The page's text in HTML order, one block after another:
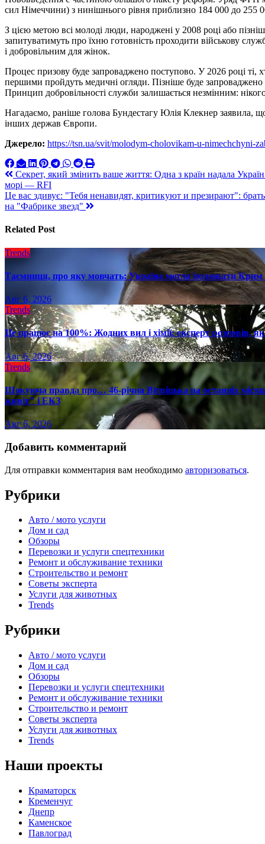
сил Німеччини) з нинішнього рівня приблизно 184 000 до 255
З цією метою всі молоді люди, народжені у 2008 році або
запитуватимуть про їхню готовність проходити військову
і добровільним для жінок.
Процес призову буде запроваджено поступово. У 2026 році ті,
першими пройдуть медичні огляди. Пізніше буде
Принцип добровільності служби залишається незмінним:
Нагадаємо, раніше голова Бундестагу Юлія Клекнер заявила,
інших держав Європи.
Джерело: https://tsn.ua/svit/molodym-cholovikam-u-nimechchyni-
Навигация
по
записям
Секрет, який змінить ваше життя: Одна з країн надала
морі — RFI
Це вас здивує: "Тебя ненавидят, критикуют и презирают":
на "Фабрике звезд"
Related Post
Trends
Таємниця, про яку мовчать: Україна могла ізолювати
Авг 6, 2026
Trends
Це працює на 100%: Жодних вил і хімії: експерт розповів,
Авг 6, 2026
Trends
Шокуюча правда про… 46-річна Вітвіцька на останніх
живіт" і ЕКЗ
Авг 6, 2026
Добавить комментарий
Для отправки комментария вам необходимо авторизоваться.
Рубрики
Авто / мото услуги
Дом и сад
Обзоры
Перевозки и услуги спецтехники
Ремонт и обслуживание техники
Строительство и ремонт
Советы эксперта
Услуги для животных
Trends
Рубрики
Авто / мото услуги
Дом и сад
Обзоры
Перевозки и услуги спецтехники
Ремонт и обслуживание техники
Строительство и ремонт
Советы эксперта
Услуги для животных
Trends
Наши проекты
Краматорск
Кременчуг
Днепр
Каменское
Павлоград